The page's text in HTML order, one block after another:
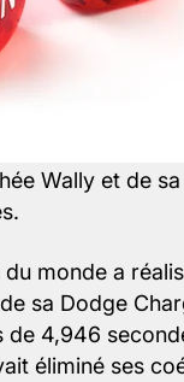
Wally et de
monde a
sa Dodge
4,946
éliminé ses